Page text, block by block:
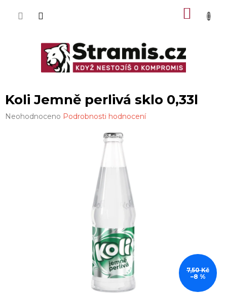
Koli Jemně perlivá sklo 0,33l
Průměrné
Neohodnoceno Podrobnosti hodnocení
7,50 Kč
–8 %